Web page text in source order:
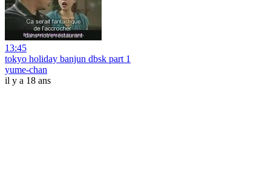
13:45
tokyo holiday banjun dbsk part 1
yume-chan
il y a 18 ans